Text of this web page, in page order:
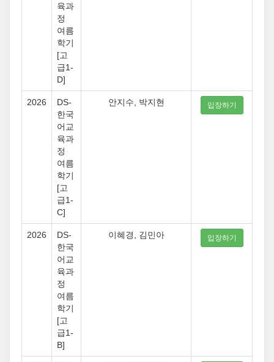
육과
정
여름
학기
[고
급1-
D]
2026
DS-
한국
어교
육과
정
여름
학기
[고
급1-
C]
안지수, 박지현 입장하기
2026
DS-
한국
어교
육과
정
여름
학기
[고
급1-
B]
이혜경, 김민아 입장하기